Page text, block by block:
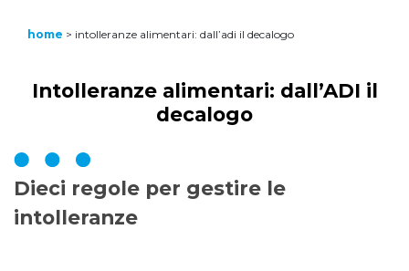
home > intolleranze alimentari: dall’adi il decalogo
Intolleranze alimentari: dall’ADI il
decalogo
Dieci regole per gestire le
intolleranze